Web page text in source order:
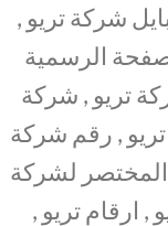
شركة تريو ,
الرسمية
تريو , شركة
تريو , رقم شركة
المختصر لشركة
, ارقام تريو ,